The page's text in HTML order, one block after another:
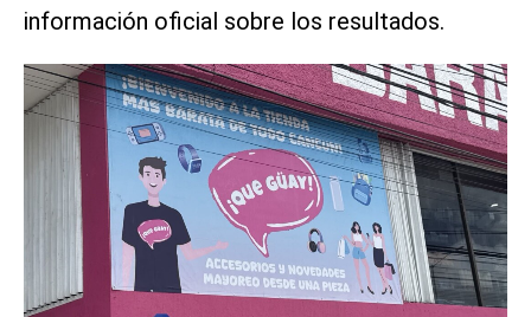
información oficial sobre los resultados.